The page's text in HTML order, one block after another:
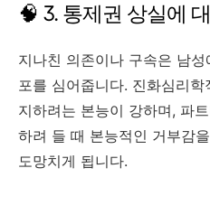
🧠 3. 통제권 상실에
지나친 의존이나 구속은 남
포를 심어줍니다. 진화심리
지하려는 본능이 강하며, 파
하려 들 때 본능적인 거부감
도망치게 됩니다.